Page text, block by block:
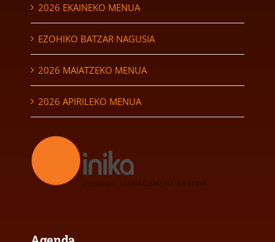
2026 EKAINEKO MENUA
EZOHIKO BATZAR NAGUSIA
2026 MAIATZEKO MENUA
2026 APIRILEKO MENUA